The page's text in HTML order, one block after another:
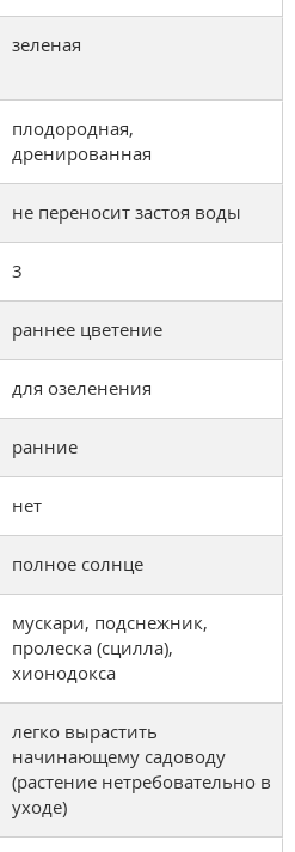
зеленая
плодородная,
дренированная
не переносит застоя воды
3
раннее цветение
для озеленения
ранние
нет
полное солнце
мускари, подснежник,
пролеска (сцилла),
хионодокса
легко вырастить
начинающему садоводу
(растение нетребовательно в
уходе)